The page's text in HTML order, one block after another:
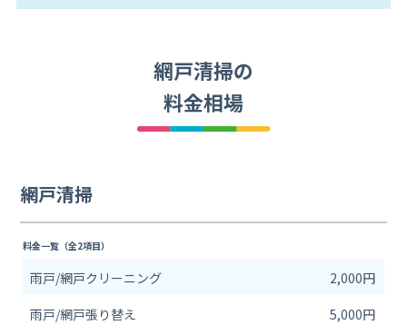
網戸清掃の
料金相場
網戸清掃
料金一覧（全2項目）
雨戸/網戸クリーニング
2,000円
雨戸/網戸張り替え
5,000円